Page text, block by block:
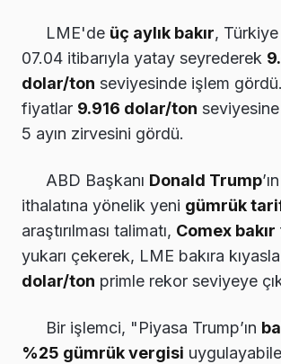
LME'de üç aylık bakır,
07.04 itibarıyla yatay seyrederek
dolar/ton seviyesinde işlem
fiyatlar 9.916 dolar/ton
5 ayın zirvesini gördü.
ABD Başkanı Donald Trump
ithalatına yönelik yeni gümrük
araştırılması talimatı, Comex bakır
yukarı çekerek, LME bakıra kıyasla
dolar/ton primle rekor seviyeye
Bir işlemci, "Piyasa Trump’ın
%25 gümrük vergisi